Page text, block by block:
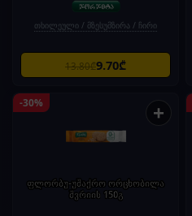
თხილეული / მზესუმზირა / ჩირი
13.80₾9.70₾
-30% +
ფლორბუ-უშაქრო ორცხობილა
შვრიის 150გ